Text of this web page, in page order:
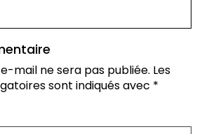
mail ne sera pas publiée. Les
sont indiqués avec *